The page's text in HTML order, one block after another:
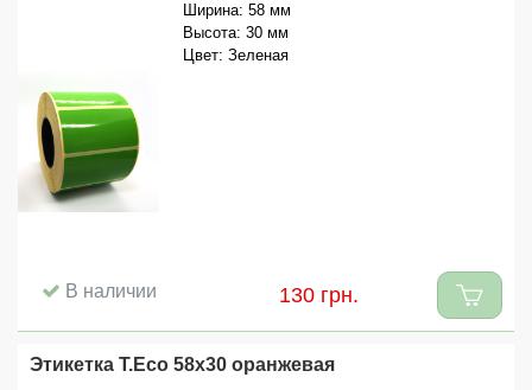
Ширина: 58 мм
Высота: 30 мм
Цвет: Зеленая
В наличии 130 грн.
Этикетка T.Eco 58x30 оранжевая